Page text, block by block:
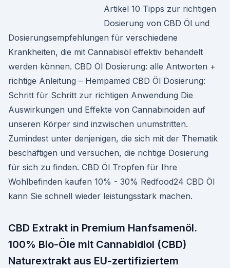
Artikel 10 Tipps zur richtigen
Dosierung von CBD Öl und
Dosierungsempfehlungen für verschiedene
Krankheiten, die mit Cannabisöl effektiv behandelt
werden können. CBD Öl Dosierung: alle Antworten +
richtige Anleitung – Hempamed CBD Öl Dosierung:
Schritt für Schritt zur richtigen Anwendung Die
Auswirkungen und Effekte von Cannabinoiden auf
unseren Körper sind inzwischen unumstritten.
Zumindest unter denjenigen, die sich mit der Thematik
beschäftigen und versuchen, die richtige Dosierung
für sich zu finden. CBD Öl Tropfen für Ihre
Wohlbefinden kaufen 10% - 30% Redfood24 CBD Öl
kann Sie schnell wieder leistungsstark machen.
CBD Extrakt in Premium Hanfsamenöl.
100% Bio-Öle mit Cannabidiol (CBD)
Naturextrakt aus EU-zertifiziertem